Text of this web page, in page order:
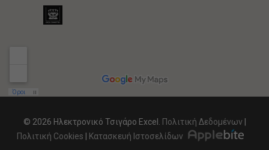
© 2026 Ηλεκτρονικό Τσιγάρο Excel. Πολιτική Δεδομένων|
Πολιτική Cookies | Κατασκευή Ιστοσελίδων